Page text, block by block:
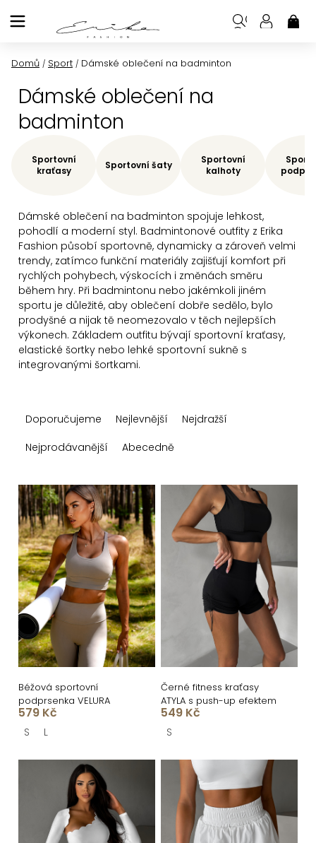
na
Domů / Sport / Dámské oblečení na badminton
Dámské oblečení na
badminton
Dámské oblečení na badminton spojuje lehkost,
pohodlí a moderní styl. Badmintonové outfity z Erika
Fashion působí sportovně, dynamicky a zároveň velmi
trendy, zatímco funkční materiály zajišťují komfort při
rychlých pohybech, výskocích i změnách směru
během hry. Při badmintonu nebo jakémkoli jiném
sportu je důležité, aby oblečení dobře sedělo, bylo
prodyšné a nijak tě neomezovalo v těch nejlepších
výkonech. Základem outfitu bývají sportovní kraťasy,
elastické šortky nebo lehké sportovní sukně s
integrovanými šortkami.
Sportovní
kraťasy
Sportovní šaty
Sportovní
kalhoty
a
n
í
p
r
o
d
u
k
t
ů
Doporučujeme Nejlevnější
Nejdražší
Nejprodávanější
Abecedně
V
ý
p
i
s
p
r
o
d
u
k
ů
Béžová sportovní
podprsenka VELURA
579 Kč
S L
Černé fitness kraťasy
ATYLA s push-up efektem
549 Kč
S